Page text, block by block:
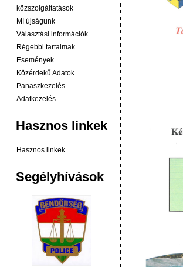
közszolgáltatások
MI újságunk
Választási információk
Régebbi tartalmak
Események
Közérdekű Adatok
Panaszkezelés
Adatkezelés
Hasznos linkek
Hasznos linkek
Segélyhívások